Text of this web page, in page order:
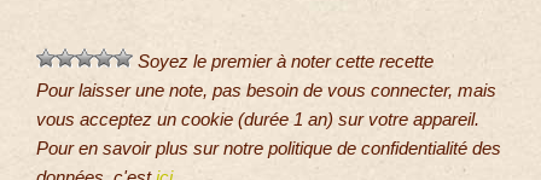
Soyez le premier à noter cette recette
Pour laisser une note, pas besoin de vous connecter, mais
vous acceptez un cookie (durée 1 an) sur votre appareil.
Pour en savoir plus sur notre politique de confidentialité des